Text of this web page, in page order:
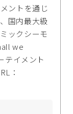
ントを通じ
国内最大級
ックシーモ
we
テイメント
：